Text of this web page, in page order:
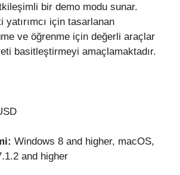
bir demo modu sunar.
yatırımcı için tasarlanan
ve öğrenme için değerli araçlar
basitleştirmeyi amaçlamaktadır.
Windows 8 and higher, macOS,
and higher